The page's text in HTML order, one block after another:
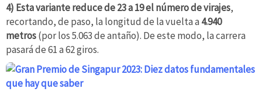
4) Esta variante reduce de 23 a 19 el número de virajes,
recortando, de paso, la longitud de la vuelta a 4.940
metros(por los 5.063 de antaño). De este modo, la carrera
pasará de 61 a 62 giros.